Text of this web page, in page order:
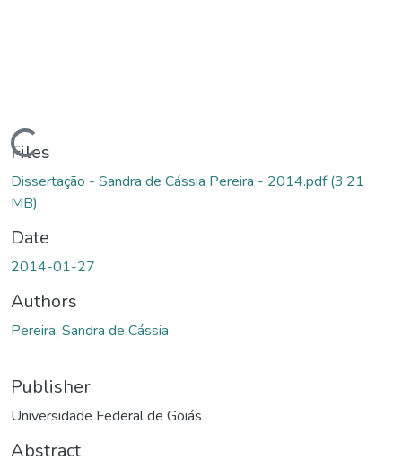
Loading...
Files
Dissertação - Sandra de Cássia Pereira - 2014.pdf(3.21
MB)
Date
2014-01-27
Authors
Pereira, Sandra de Cássia
Publisher
Universidade Federal de Goiás
Abstract